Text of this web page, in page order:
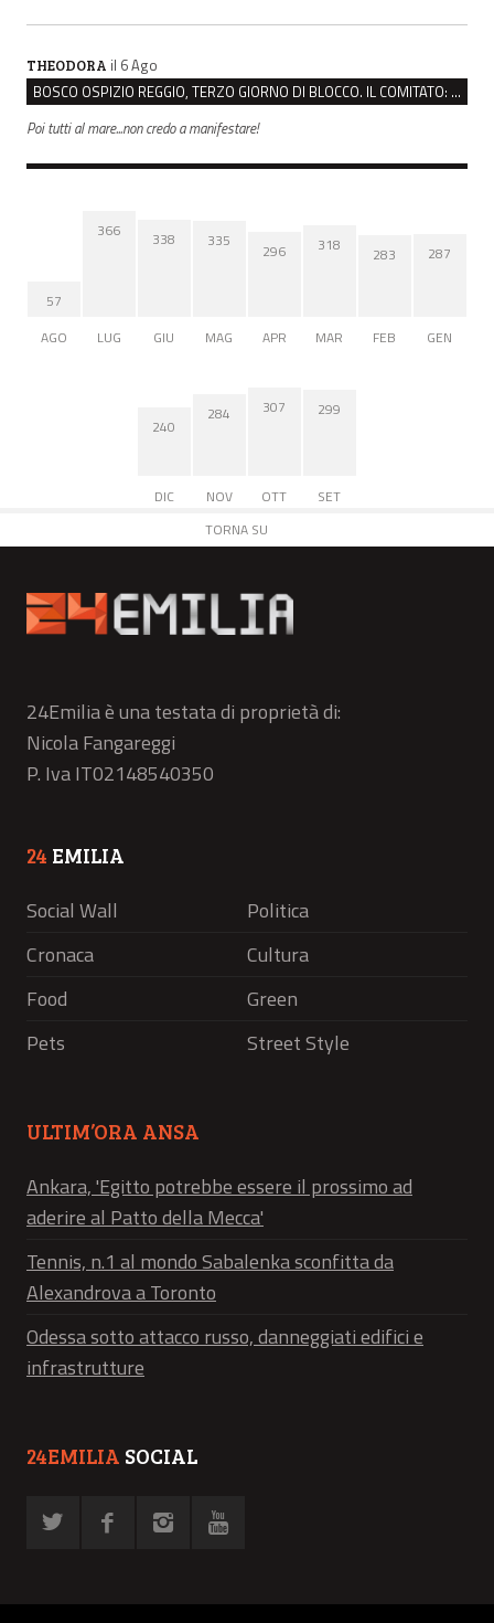
THEODORA il 6 Ago
BOSCO OSPIZIO REGGIO, TERZO GIORNO DI BLOCCO. IL COMITATO: “PRESIDIO FINO A VENERDÌ”
Poi tutti al mare...non credo a manifestare!
57
AGO
366
LUG
338
GIU
335
MAG
296
APR
318
MAR
283
FEB
287
GEN
240
DIC
284
NOV
307
OTT
299
SET
TORNA SU
24Emilia è una testata di proprietà di:
Nicola Fangareggi
P. Iva IT02148540350
24 EMILIA
Social Wall
Politica
Cronaca
Cultura
Food
Green
Pets
Street Style
ULTIM’ORA ANSA
Ankara, 'Egitto potrebbe essere il prossimo ad
aderire al Patto della Mecca'
Tennis, n.1 al mondo Sabalenka sconfitta da
Alexandrova a Toronto
Odessa sotto attacco russo, danneggiati edifici e
infrastrutture
24EMILIA SOCIAL